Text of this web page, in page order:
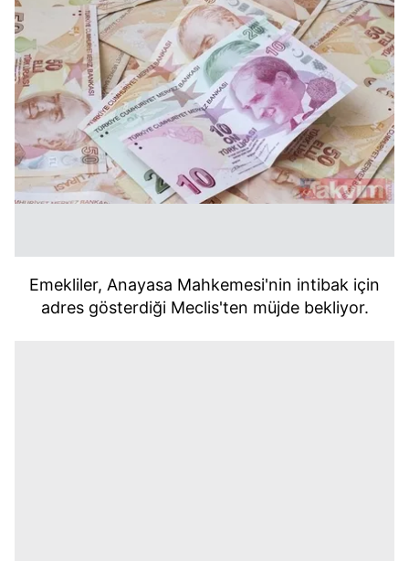
Emekliler, Anayasa Mahkemesi'nin intibak için
adres gösterdiği Meclis'ten müjde bekliyor.